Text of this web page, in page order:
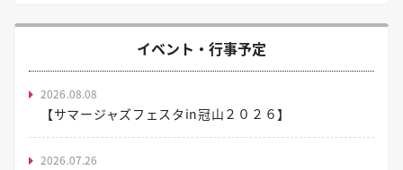
イベント・行事予定
2026.08.08
【サマージャズフェスタin冠山２０２６】
2026.07.26